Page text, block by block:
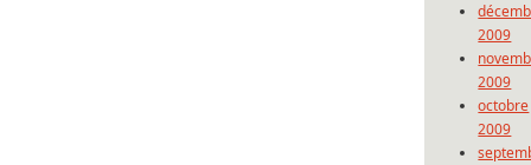
2009
2009
octobre
2009